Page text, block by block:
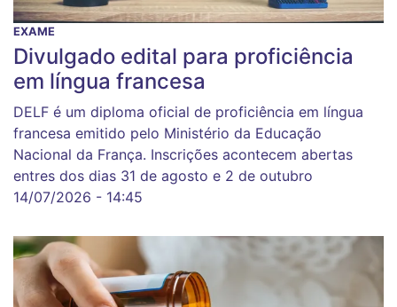
EXAME
Divulgado edital para proficiência
em língua francesa
DELF é um diploma oficial de proficiência em língua
francesa emitido pelo Ministério da Educação
Nacional da França. Inscrições acontecem abertas
entres dos dias 31 de agosto e 2 de outubro
14/07/2026 - 14:45